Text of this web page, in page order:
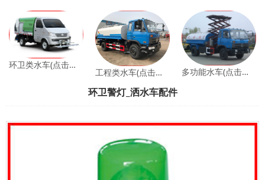
环卫类水车(点击查看)
工程类水车(点击查看) 多功能水车(点击查看)
环卫警灯_洒水车配件